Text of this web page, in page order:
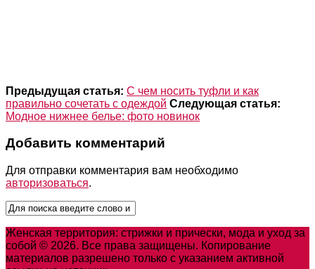
Предыдущая статья: С чем носить туфли и как
правильно сочетать с одеждой Следующая статья:
Модное нижнее белье: фото новинок
Добавить комментарий
Для отправки комментария вам необходимо
авторизоваться.
Женская территория: стрижки и прически, мода и уход за
собой © 2026. Все права защищены. Копирование
материалов разрешено только с указанием активной